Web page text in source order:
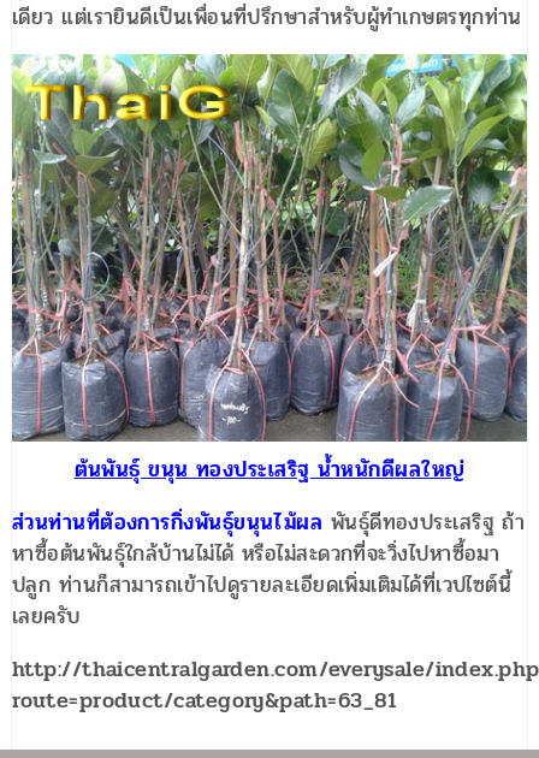
เดียว แต่เรายินดีเป็นเพื่อนที่ปรึกษาสำหรับผู้ทำเกษตรทุกท่าน
ต้นพันธุ์ ขนุน ทองประเสริฐ น้ำหนักดีผลใหญ่
ส่วนท่านที่ต้องการกิ่งพันธุ์ขนุนไม้ผล พันธุ์ดีทองประเสริฐ ถ้า
หาซื้อต้นพันธุ์ใกล้บ้านไม่ได้ หรือไม่สะดวกที่จะวิ่งไปหาซื้อมา
ปลูก ท่านก็สามารถเข้าไปดูรายละเอียดเพิ่มเติมได้ที่เวปไซต์นี้
เลยครับ
http://thaicentralgarden.com/everysale/
route=product/category&path=63_81